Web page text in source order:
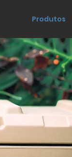
Produtos